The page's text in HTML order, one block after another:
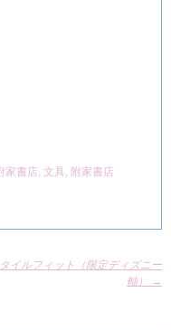
家書店, 文具, 附家書店
イルフィット（限定ディズニー
軸）
→